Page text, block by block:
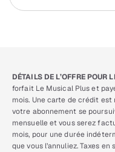
DÉTAILS DE L’OFFRE POUR
forfait Le Musical Plus et
mois. Une carte de crédit est
votre abonnement se
mensuelle et vous serez
mois, pour une durée
que vous l’annuliez. Taxes en